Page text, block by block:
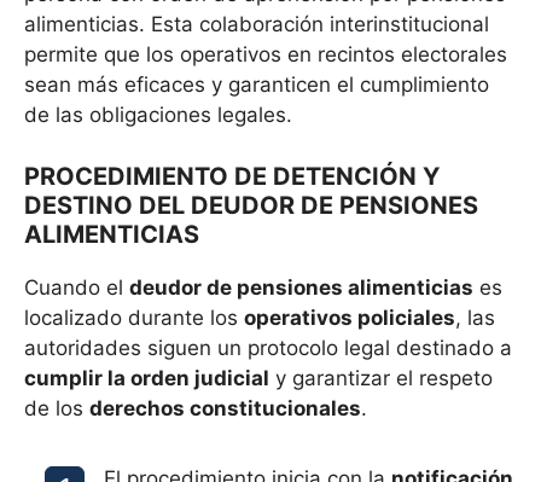
alimenticias. Esta colaboración interinstitucional
permite que los operativos en recintos electorales
sean más eficaces y garanticen el cumplimiento
de las obligaciones legales.
PROCEDIMIENTO DE DETENCIÓN Y
DESTINO DEL DEUDOR DE PENSIONES
ALIMENTICIAS
Cuando el deudor de pensiones alimenticias es
localizado durante los operativos policiales, las
autoridades siguen un protocolo legal destinado a
cumplir la orden judicial y garantizar el respeto
de los derechos constitucionales.